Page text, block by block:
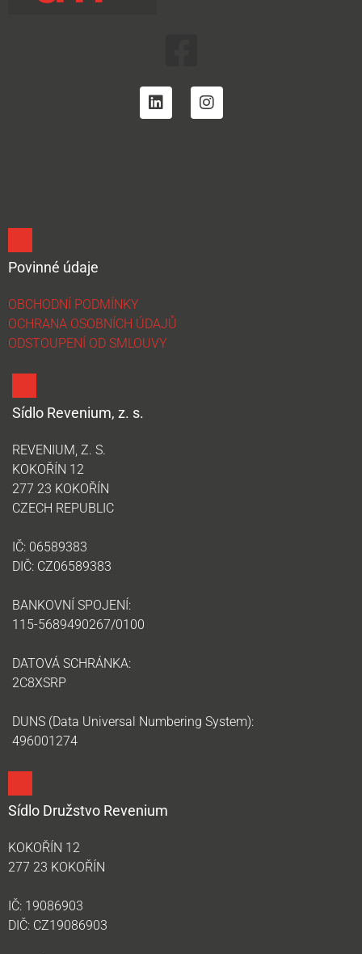
Povinné údaje
OBCHODNÍ PODMÍNKY
OCHRANA OSOBNÍCH ÚDAJŮ
ODSTOUPENÍ OD SMLOUVY
Sídlo Revenium, z. s.
REVENIUM, Z. S.
KOKOŘÍN 12
277 23 KOKOŘÍN
CZECH REPUBLIC
IČ: 06589383
DIČ: CZ06589383
BANKOVNÍ SPOJENÍ:
115-5689490267/0100
DATOVÁ SCHRÁNKA:
2C8XSRP
DUNS (Data Universal Numbering System):
496001274
Sídlo Družstvo Revenium
KOKOŘÍN 12
277 23 KOKOŘÍN
IČ: 19086903
DIČ: CZ19086903